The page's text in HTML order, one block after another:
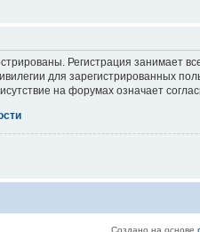
Регистрация занимает
для зарегистрированных
на форумах означает
Создано на основе